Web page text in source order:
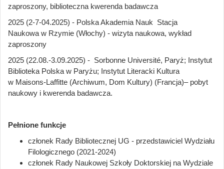
zaproszony, biblioteczna kwerenda badawcza
2025 (2-7-04.2025) - Polska Akademia Nauk Stacja
Naukowa w Rzymie (Włochy) - wizyta naukowa, wykład
zaproszony
2025 (22.08.-3.09.2025) - Sorbonne Université, Paryż; Instytut
Biblioteka Polska w Paryżu; Instytut Literacki Kultura
w Maisons-Laffitte (Archiwum, Dom Kultury) (Francja)– pobyt
naukowy i kwerenda badawcza.
Pełnione funkcje
członek Rady Bibliotecznej UG - przedstawiciel Wydziału
Filologicznego (2021-2024)
członek Rady Naukowej Szkoły Doktorskiej na Wydziale